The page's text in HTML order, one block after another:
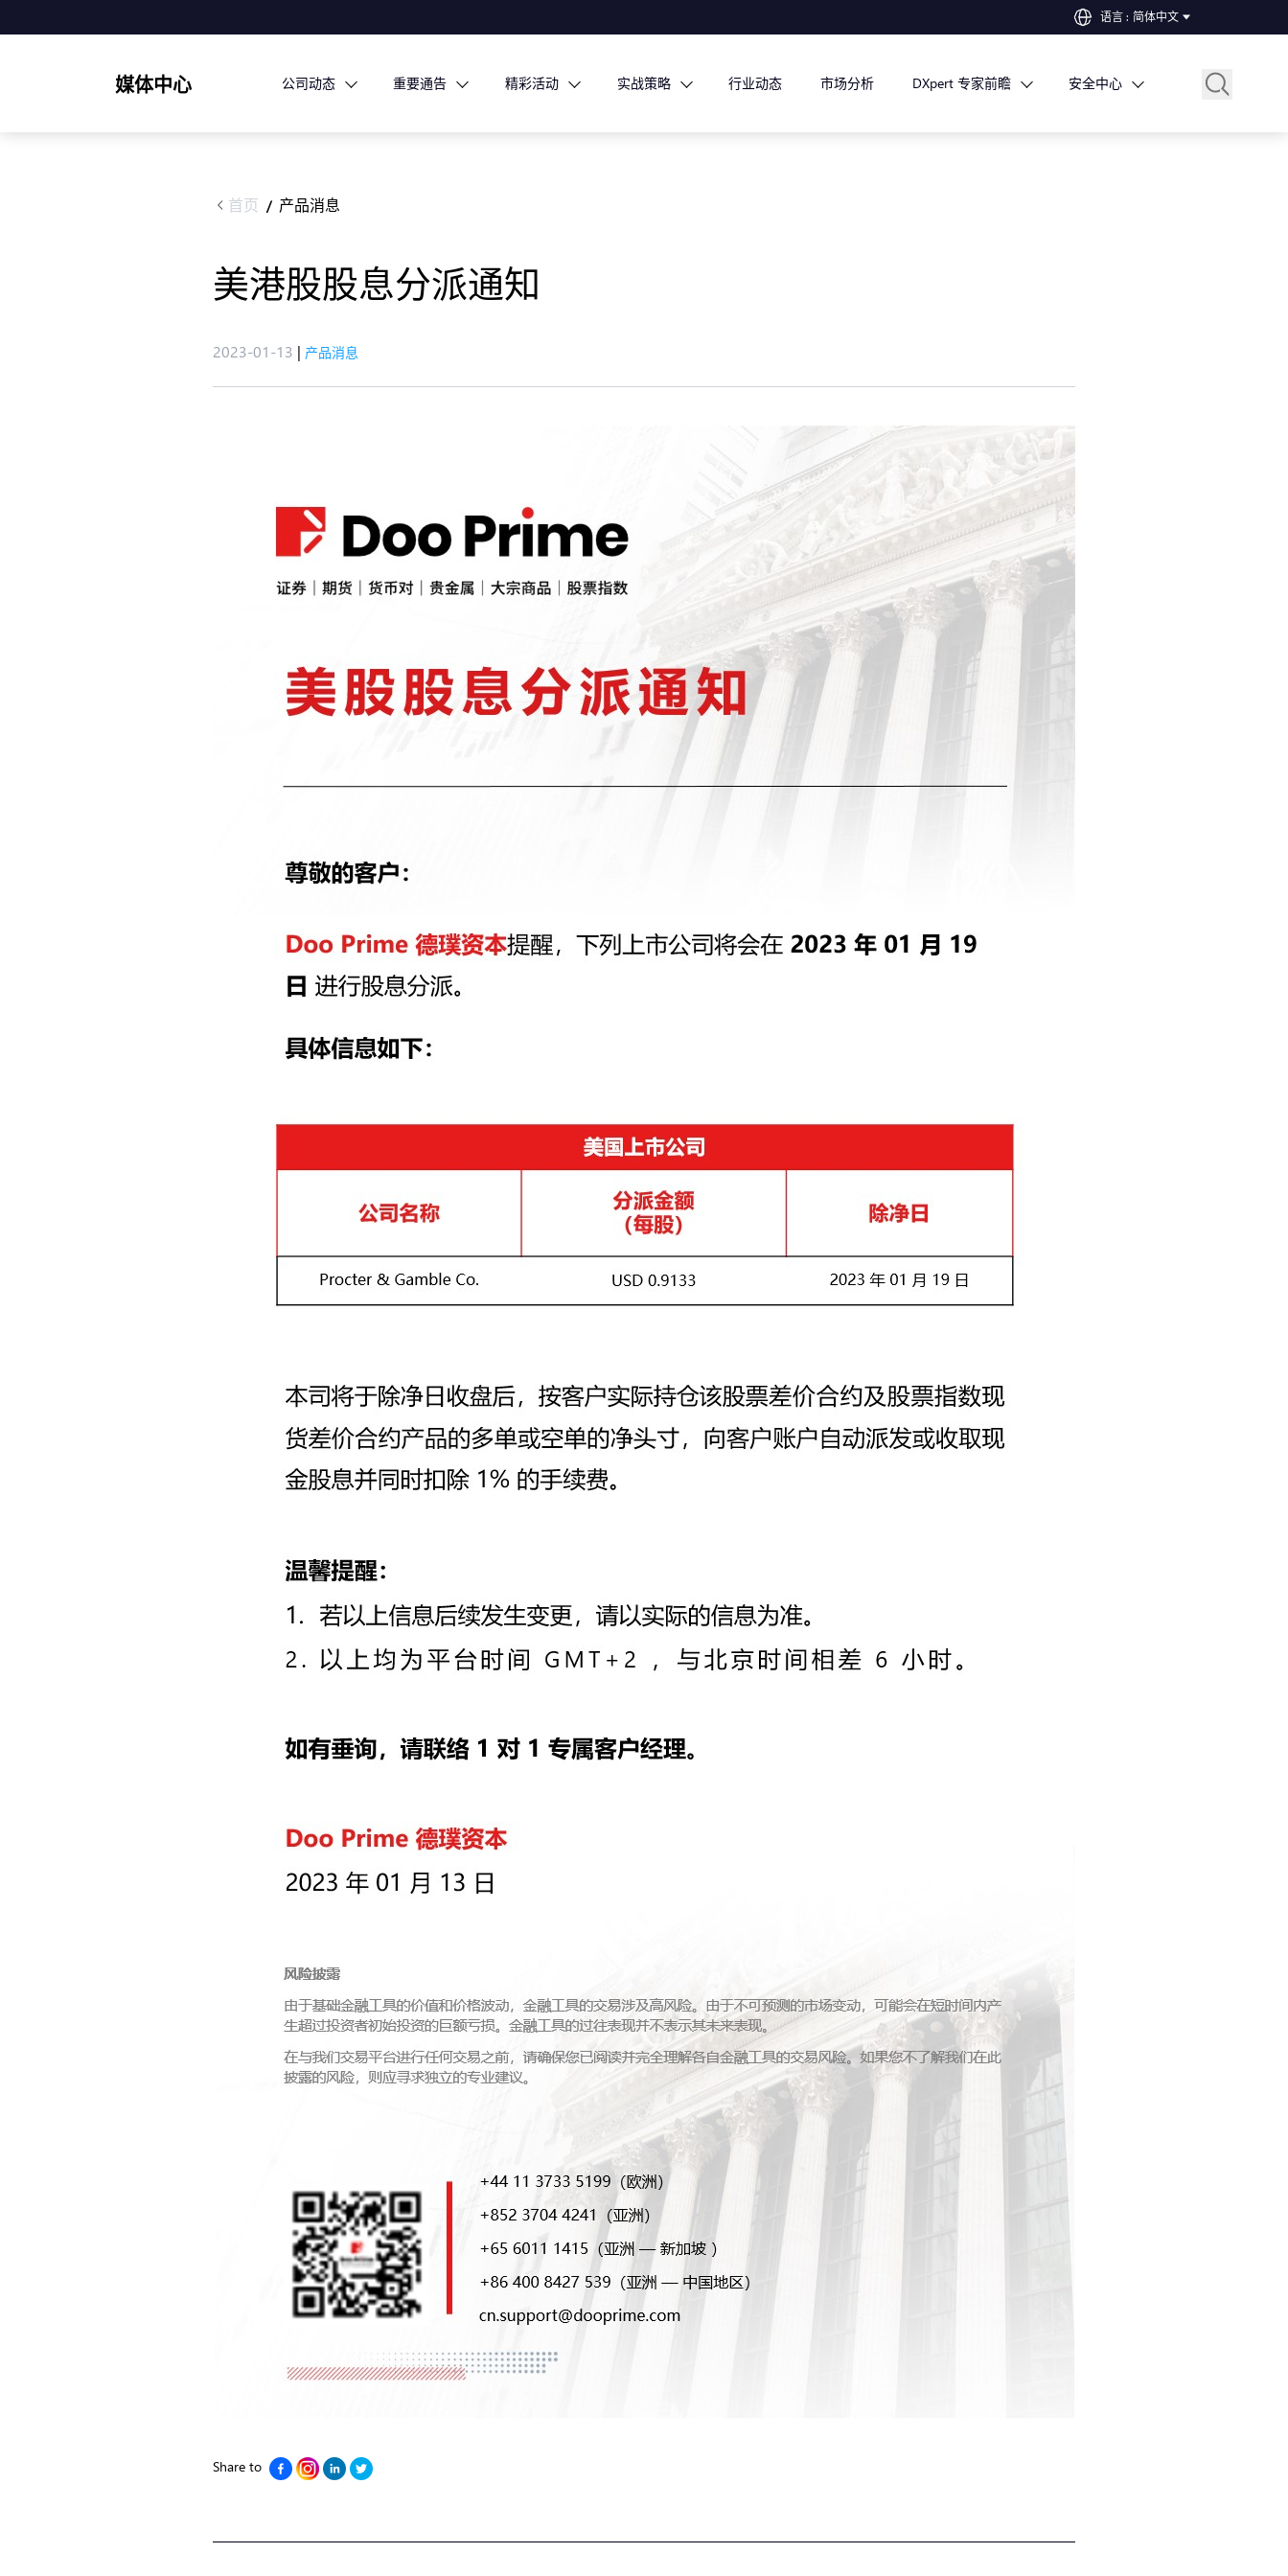
语言 : 简体中文
媒体中心 公司动态 重要通告 精彩活动 实战策略 行业动态 市场分析 DXpert 专家前瞻 安全中心
首页 / 产品消息
美港股股息分派通知
2023-01-13 | 产品消息
Share to